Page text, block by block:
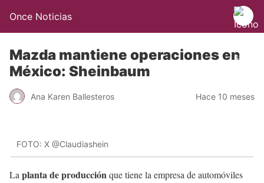
Once Noticias
Mazda mantiene operaciones en
México: Sheinbaum
Ana Karen Ballesteros Hace 10 meses
FOTO: X @Claudiashein
La planta de producciónque tiene la empresa de automóviles